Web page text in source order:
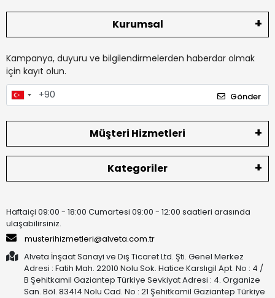
Kurumsal
Kampanya, duyuru ve bilgilendirmelerden haberdar olmak
için kayıt olun.
Gönder
Müşteri Hizmetleri
Kategoriler
Haftaiçi 09:00 - 18:00 Cumartesi 09:00 - 12:00 saatleri arasında
ulaşabilirsiniz.
musterihizmetleri@alveta.com.tr
Alveta İnşaat Sanayi ve Dış Ticaret Ltd. Şti. Genel Merkez
Adresi : Fatih Mah. 22010 Nolu Sok. Hatice Karslıgil Apt. No : 4 /
B Şehitkamil Gaziantep Türkiye Sevkiyat Adresi : 4. Organize
San. Böl. 83414 Nolu Cad. No : 21 Şehitkamil Gaziantep Türkiye